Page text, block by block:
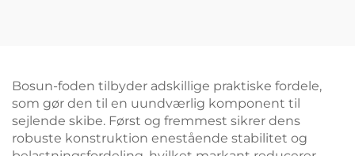
Bosun-foden tilbyder adskillige praktiske fordele,
som gør den til en uundværlig komponent til
sejlende skibe. Først og fremmest sikrer dens
robuste konstruktion enestående stabilitet og